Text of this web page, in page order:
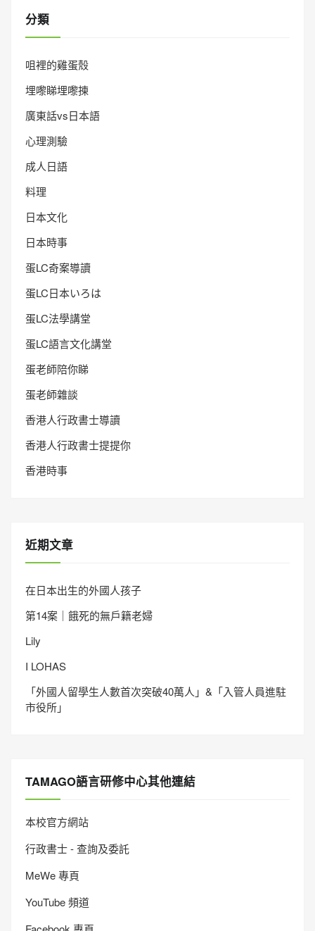
分類
咀裡的雞蛋殼
埋嚟睇埋嚟揀
廣東話vs日本語
心理測驗
成人日語
料理
日本文化
日本時事
蛋LC奇案導讀
蛋LC日本いろは
蛋LC法學講堂
蛋LC語言文化講堂
蛋老師陪你睇
蛋老師雜談
香港人行政書士導讀
香港人行政書士提提你
香港時事
近期文章
在日本出生的外國人孩子
第14案｜餓死的無戶籍老婦
Lily
I LOHAS
「外國人留學生人數首次突破40萬人」&「入管人員進駐
市役所」
TAMAGO語言研修中心其他連結
本校官方網站
行政書士 - 查詢及委託
MeWe 專頁
YouTube 頻道